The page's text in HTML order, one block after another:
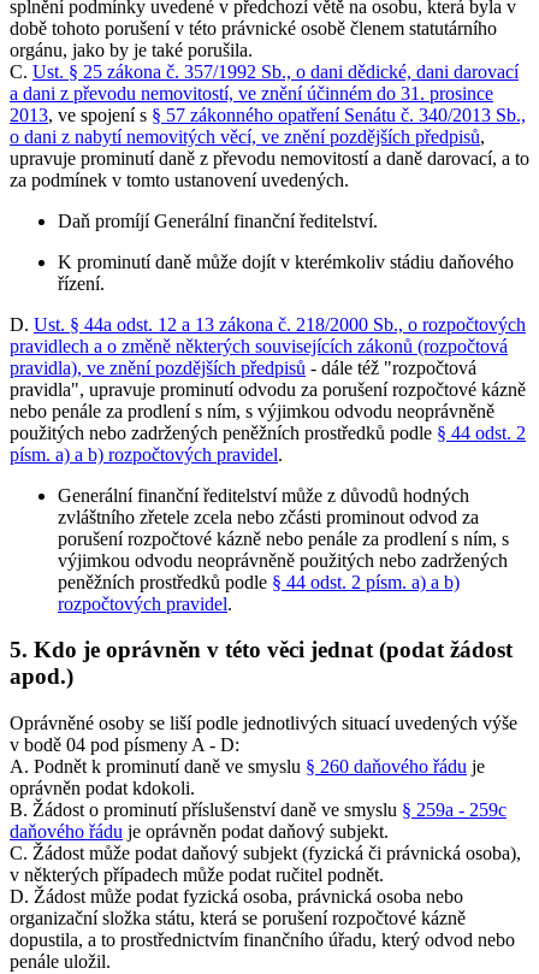
splnění podmínky uvedené v předchozí větě na osobu, která byla v
době tohoto porušení v této právnické osobě členem statutárního
orgánu, jako by je také porušila.
C. Ust. § 25 zákona č. 357/1992 Sb., o dani dědické, dani darovací
a dani z převodu nemovitostí, ve znění účinném do 31. prosince
2013, ve spojení s § 57 zákonného opatření Senátu č. 340/2013 Sb.,
o dani z nabytí nemovitých věcí, ve znění pozdějších předpisů,
upravuje prominutí daně z převodu nemovitostí a daně darovací, a to
za podmínek v tomto ustanovení uvedených.
Daň promíjí Generální finanční ředitelství.
K prominutí daně může dojít v kterémkoliv stádiu daňového
řízení.
D. Ust. § 44a odst. 12 a 13 zákona č. 218/2000 Sb., o rozpočtových
pravidlech a o změně některých souvisejících zákonů (rozpočtová
pravidla), ve znění pozdějších předpisů - dále též "rozpočtová
pravidla", upravuje prominutí odvodu za porušení rozpočtové kázně
nebo penále za prodlení s ním, s výjimkou odvodu neoprávněně
použitých nebo zadržených peněžních prostředků podle § 44 odst. 2
písm. a) a b) rozpočtových pravidel.
Generální finanční ředitelství může z důvodů hodných
zvláštního zřetele zcela nebo zčásti prominout odvod za
porušení rozpočtové kázně nebo penále za prodlení s ním, s
výjimkou odvodu neoprávněně použitých nebo zadržených
peněžních prostředků podle § 44 odst. 2 písm. a) a b)
rozpočtových pravidel.
5. Kdo je oprávněn v této věci jednat (podat žádost
apod.)
Oprávněné osoby se liší podle jednotlivých situací uvedených výše
v bodě 04 pod písmeny A - D:
A. Podnět k prominutí daně ve smyslu § 260 daňového řádu je
oprávněn podat kdokoli.
B. Žádost o prominutí příslušenství daně ve smyslu § 259a - 259c
daňového řádu je oprávněn podat daňový subjekt.
C. Žádost může podat daňový subjekt (fyzická či právnická osoba),
v některých případech může podat ručitel podnět.
D. Žádost může podat fyzická osoba, právnická osoba nebo
organizační složka státu, která se porušení rozpočtové kázně
dopustila, a to prostřednictvím finančního úřadu, který odvod nebo
penále uložil.